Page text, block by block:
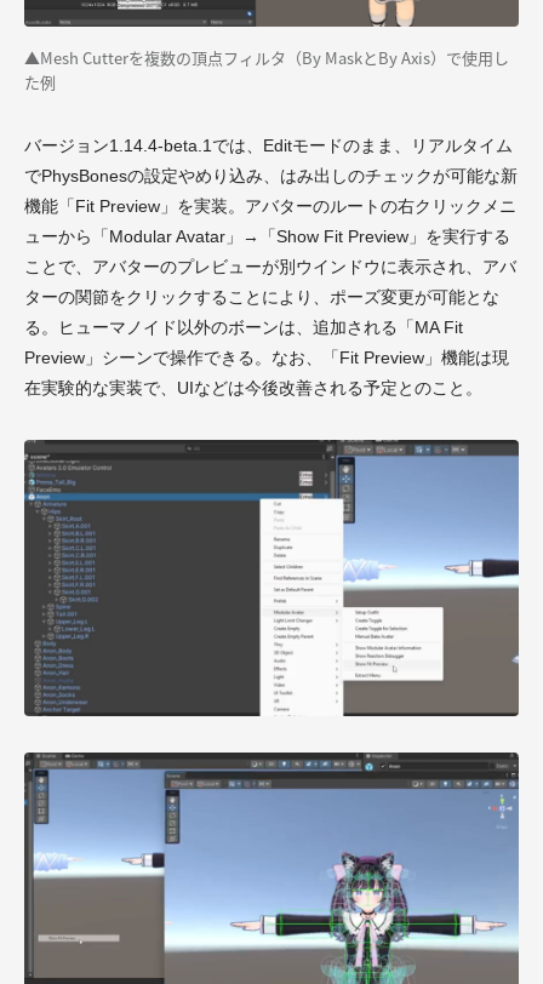
▲Mesh Cutterを複数の頂点フィルタ（By MaskとBy Axis）で使用し
た例
バージョン1.14.4-beta.1では、Editモードのまま、リアルタイム
でPhysBonesの設定やめり込み、はみ出しのチェックが可能な新
機能「Fit Preview」を実装。アバターのルートの右クリックメニ
ューから「Modular Avatar」→「Show Fit Preview」を実行する
ことで、アバターのプレビューが別ウインドウに表示され、アバ
ターの関節をクリックすることにより、ポーズ変更が可能とな
る。ヒューマノイド以外のボーンは、追加される「MA Fit
Preview」シーンで操作できる。なお、「Fit Preview」機能は現
在実験的な実装で、UIなどは今後改善される予定とのこと。